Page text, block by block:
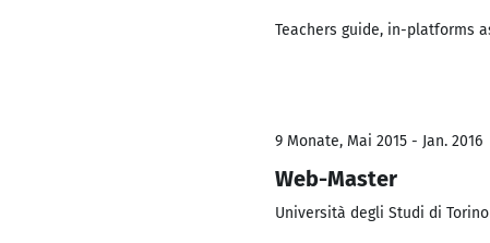
Teachers guide, in-platforms
9 Monate, Mai 2015 - Jan. 2016
Web-Master
Università degli Studi di Torino